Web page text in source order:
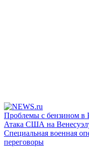
Проблемы с бензином в
Атака США на
Специальная военная
переговоры